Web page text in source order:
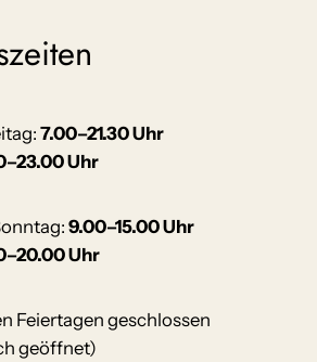
7.00–21.30 Uhr
Uhr
9.00–15.00 Uhr
Uhr
Feiertagen geschlossen
geöffnet)